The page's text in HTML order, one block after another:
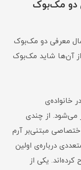
دو مک‌بوک
معرفی دو مک‌بوک
آن‌ها شاید مک‌بوک
خانواده‌ی
می‌شود. از چندی
مبتنی‌بر آرم
درباره‌ی اولین
یکی از